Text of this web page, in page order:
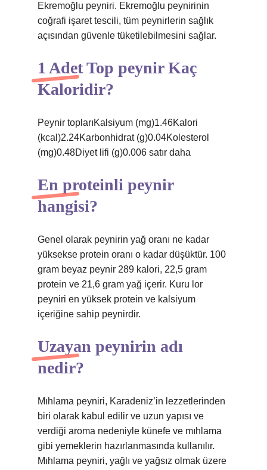
Ekremoğlu peyniri. Ekremoğlu peynirinin
coğrafi işaret tescili, tüm peynirlerin sağlık
açısından güvenle tüketilebilmesini sağlar.
1 Adet Top peynir Kaç
Kaloridir?
Peynir toplarıKalsiyum (mg)1.46Kalori
(kcal)2.24Karbonhidrat (g)0.04Kolesterol
(mg)0.48Diyet lifi (g)0.006 satır daha
En proteinli peynir
hangisi?
Genel olarak peynirin yağ oranı ne kadar
yüksekse protein oranı o kadar düşüktür. 100
gram beyaz peynir 289 kalori, 22,5 gram
protein ve 21,6 gram yağ içerir. Kuru lor
peyniri en yüksek protein ve kalsiyum
içeriğine sahip peynirdir.
Uzayan peynirin adı
nedir?
Mıhlama peyniri, Karadeniz’in lezzetlerinden
biri olarak kabul edilir ve uzun yapısı ve
verdiği aroma nedeniyle künefe ve mıhlama
gibi yemeklerin hazırlanmasında kullanılır.
Mıhlama peyniri, yağlı ve yağsız olmak üzere